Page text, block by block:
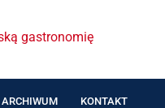
gastronomię
ARCHIWUM KONTAKT